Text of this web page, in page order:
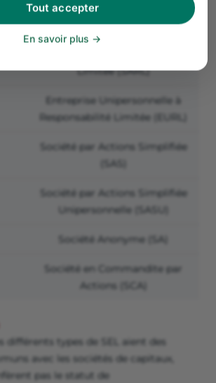
Tout accepter
En savoir plus
Limitée (SARL)
Entreprise Unipersonnelle à
Responsabilité Limitée (EURL)
Société par Actions Simplifiée
(SAS)
Société par Actions Simplifiée
Unipersonnelle (SASU)
Société Anonyme (SA)
Société en Commandite par
Actions (SCA)
différents types de SEL aient des
avec les sociétés de capitaux,
pas le statut de